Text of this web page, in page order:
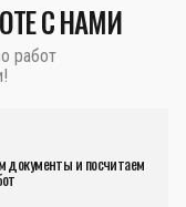
С НАМИ
работ
документы и посчитаем